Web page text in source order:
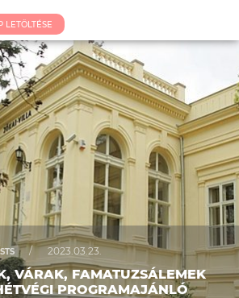
LETÖLTÉSE
/ 2023.03.23.
VÁRAK, FAMATUZSÁLEMEK
PROGRAMAJÁNLÓ